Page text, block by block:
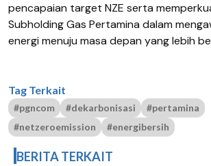
pencapaian target NZE serta
Subholding Gas Pertamina dalam
energi menuju masa depan yang lebih
Tag Terkait
#pgncom #dekarbonisasi
#pertamina
#netzeroemission
#energibersih
BERITA TERKAIT